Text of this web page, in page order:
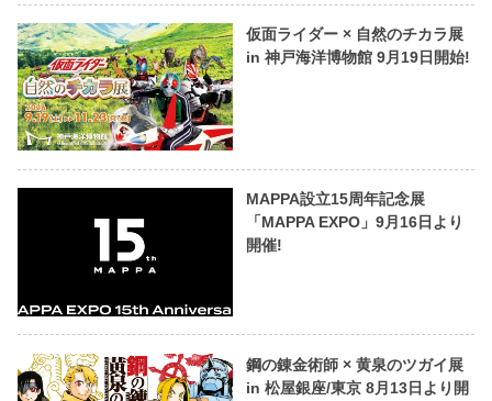
仮面ライダー × 自然のチカラ展
in 神戸海洋博物館 9月19日開始!
MAPPA設立15周年記念展
「MAPPA EXPO」9月16日より
開催!
鋼の錬金術師 × 黄泉のツガイ展
in 松屋銀座/東京 8月13日より開